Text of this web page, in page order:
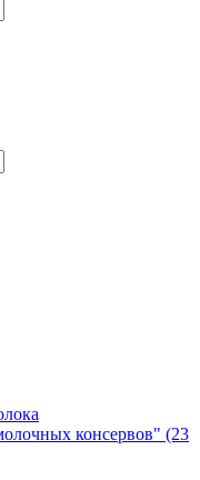
консервов" (23